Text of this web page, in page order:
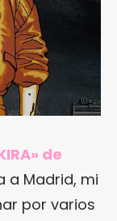
de
a Madrid, mi
por varios